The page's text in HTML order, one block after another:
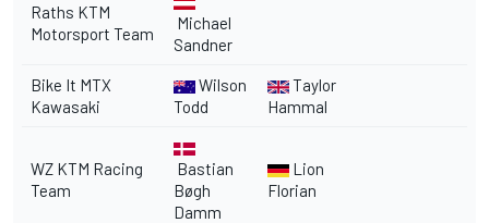
Raths KTM
Motorsport Team
Michael
Sandner
Bike It MTX
Kawasaki
Wilson
Todd
Taylor
Hammal
WZ KTM Racing
Team
Bastian
Bøgh
Damm
Lion
Florian